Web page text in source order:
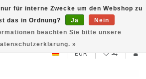
V71 series testklaar
EUR
für interne Zwecke um den Webshop zu
das in Ordnung?
Ja
Nein
beachten Sie bitte unsere
»